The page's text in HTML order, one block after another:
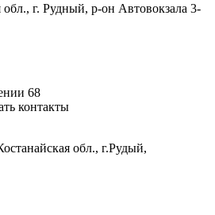
обл., г. Рудный, р-он Автовокзала 3-
68
контакты
обл., г.Рудый,